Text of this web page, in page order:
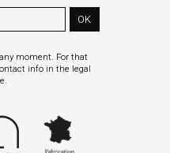
OK
moment. For that
info in the legal